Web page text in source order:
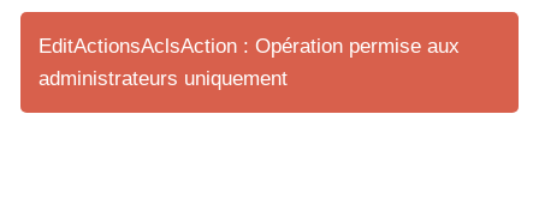
EditActionsAclsAction : Opération permise aux
administrateurs uniquement